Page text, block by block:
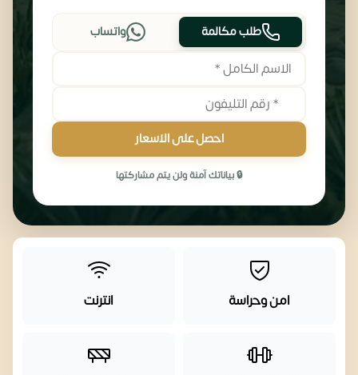
طلب مكالمة واتساب
احصل على الاسعار
🔒 بياناتك آمنة ولن يتم مشاركتها
امن وحراسة انترنت